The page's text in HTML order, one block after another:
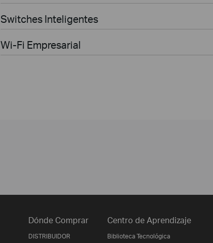
Switches Inteligentes
Wi-Fi Empresarial
Dónde Comprar
DISTRIBUIDOR
Centro de Aprendizaje
Biblioteca Tecnológica